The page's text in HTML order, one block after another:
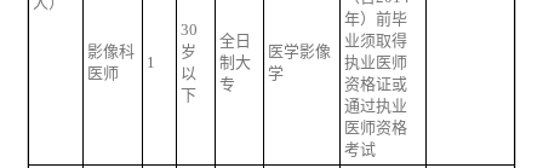
影像科
医师
1
30
岁
以
下
全日
制大
专
医学影像
学
年）前毕
业须取得
执业医师
资格证或
通过执业
医师资格
考试